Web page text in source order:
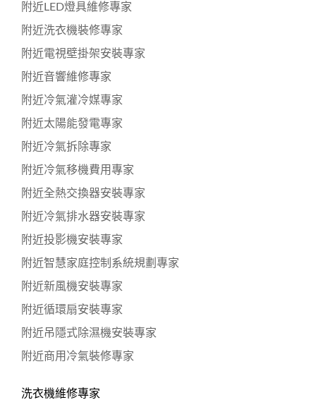
附近LED燈具維修專家
附近洗衣機裝修專家
附近電視壁掛架安裝專家
附近音響維修專家
附近冷氣灌冷媒專家
附近太陽能發電專家
附近冷氣拆除專家
附近冷氣移機費用專家
附近全熱交換器安裝專家
附近冷氣排水器安裝專家
附近投影機安裝專家
附近智慧家庭控制系統規劃專家
附近新風機安裝專家
附近循環扇安裝專家
附近吊隱式除濕機安裝專家
附近商用冷氣裝修專家
洗衣機維修專家